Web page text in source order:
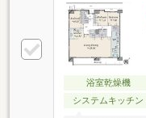
ならではの贅
ンシェルジュ
ネスルーム・
駅 徒歩7分ラ
崎店・・・約
150ｍ・京都
レブン大津松
浴室乾燥機
システムキッチン